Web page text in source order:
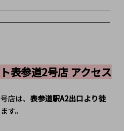
表参道2号店 アクセス
店は、 表参道駅A2出口より徒
す。